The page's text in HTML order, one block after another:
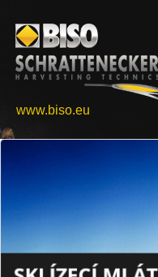
www.biso.eu